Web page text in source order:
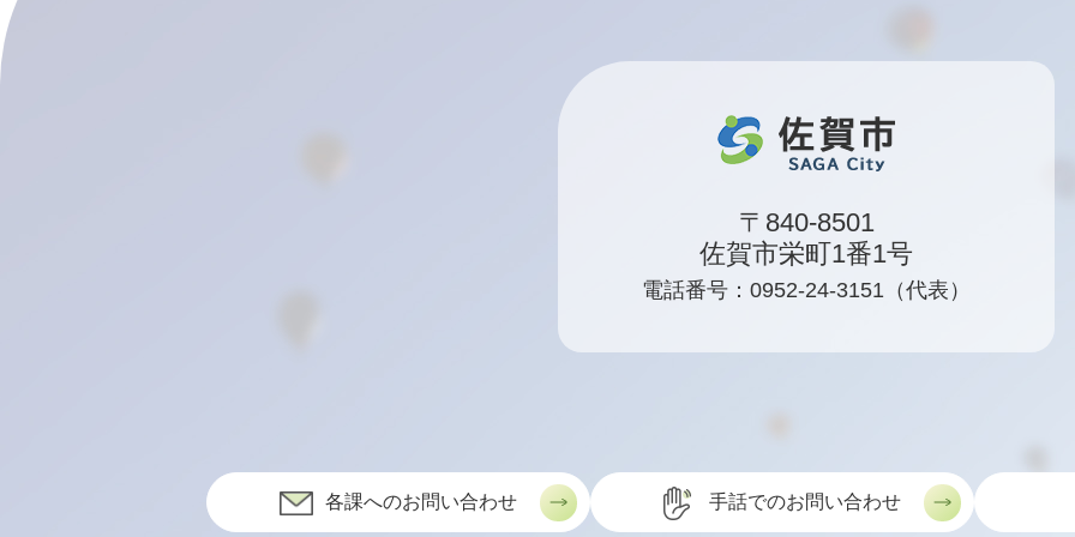
〒840-8501
佐賀市栄町1番1号
電話番号：0952-24-3151（代表）
各課へのお問い合わせ 手話でのお問い合わせ